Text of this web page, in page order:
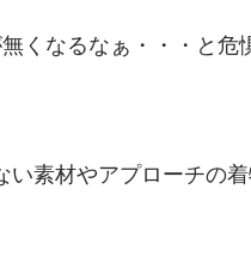
くなるなぁ・・・と危
素材やアプローチの着